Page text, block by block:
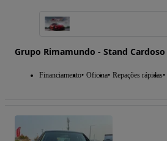
Grupo Rimamundo - Stand Cardoso
Financiamento Oficina Repações rápidas